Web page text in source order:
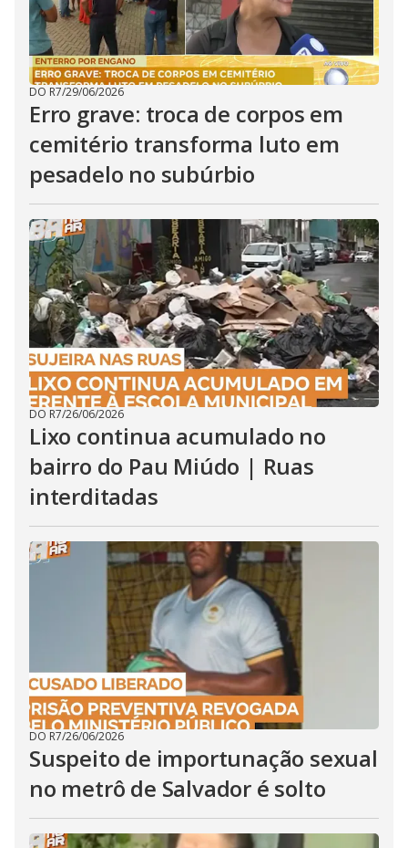
DO R7/29/06/2026
Erro grave: troca de corpos em
cemitério transforma luto em
pesadelo no subúrbio
DO R7/26/06/2026
Lixo continua acumulado no
bairro do Pau Miúdo | Ruas
interditadas
DO R7/26/06/2026
Suspeito de importunação sexual
no metrô de Salvador é solto